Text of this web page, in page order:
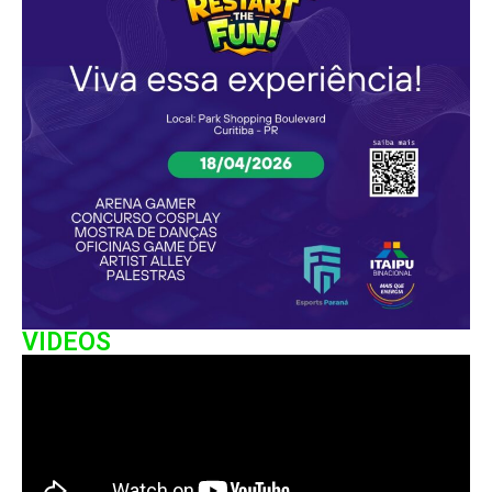
VIDEOS